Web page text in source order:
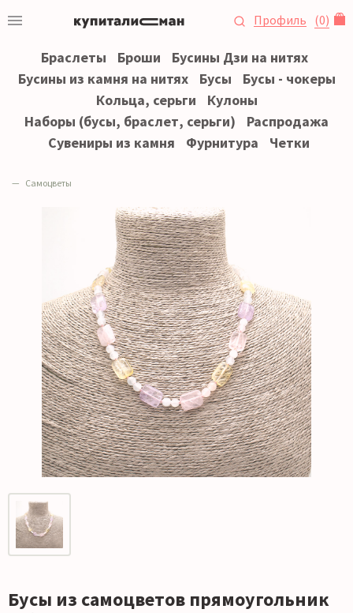
Профиль (0)
Браслеты Броши
Бусины Дзи на нитях
Бусины из камня на нитях
Бусы
Бусы - чокеры
Кольца, серьги
Кулоны
Наборы (бусы, браслет, серьги)
Распродажа
Сувениры из камня
Фурнитура Четки
Самоцветы
Бусы из самоцветов прямоугольник